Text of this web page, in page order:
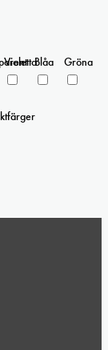
ViolettaBlåa Gröna